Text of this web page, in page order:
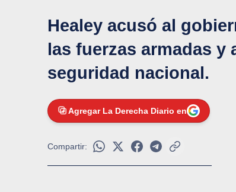
Healey acusó al
las fuerzas armadas
seguridad nacional.
Agregar La Derecha Diario en
Compartir: